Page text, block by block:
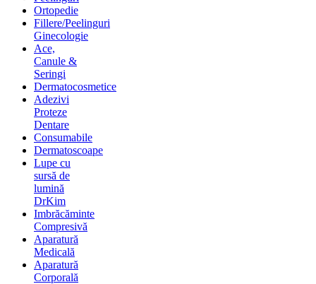
Ortopedie
Fillere/Peelinguri
Ginecologie
Ace,
Canule &
Seringi
Dermatocosmetice
Adezivi
Proteze
Dentare
Consumabile
Dermatoscoape
Lupe cu
sursă de
lumină
DrKim
Imbrăcăminte
Compresivă
Aparatură
Medicală
Aparatură
Corporală